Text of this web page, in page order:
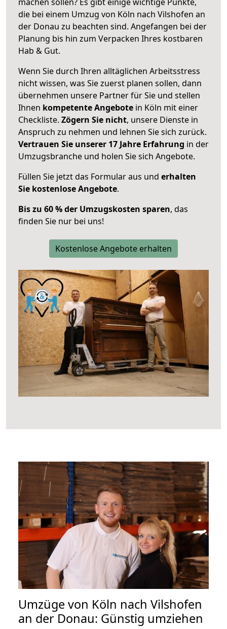
die bei einem Umzug von Köln nach Vilshofen an
der Donau zu beachten sind. Angefangen bei der
Planung bis hin zum Verpacken Ihres kostbaren
Hab & Gut.
Wenn Sie durch Ihren alltäglichen Arbeitsstress
nicht wissen, was Sie zuerst planen sollen, dann
übernehmen unsere Partner für Sie und stellen
Ihnen kompetente Angebote in Köln mit einer
Checkliste. Zögern Sie nicht, unsere Dienste in
Anspruch zu nehmen und lehnen Sie sich zurück.
Vertrauen Sie unserer 17 Jahre Erfahrung in der
Umzugsbranche und holen Sie sich Angebote.
Füllen Sie jetzt das Formular aus und erhalten
Sie kostenlose Angebote.
Bis zu 60 % der Umzugskosten sparen, das
finden Sie nur bei uns!
Kostenlose Angebote erhalten
Umzüge von Köln nach Vilshofen
an der Donau: Günstig umziehen